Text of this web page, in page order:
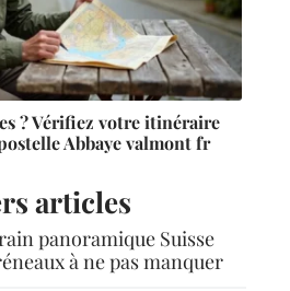
? Vérifiez votre itinéraire
Abbaye valmont fr
articles
panoramique Suisse
à ne pas manquer